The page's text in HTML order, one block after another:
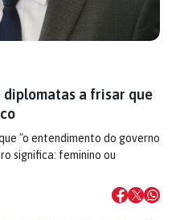
a frisar que
"o entendimento do governo
significa: feminino ou